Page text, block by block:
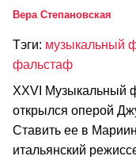
Вера Степановская
Тэги: музыкальный
фальстаф
XXVI Музыкальный
открылся оперой
Ставить ее в
итальянский